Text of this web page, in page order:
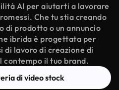
AI per aiutarti a lavorare
Che tu stia creando
di prodotto o un annuncio
ibrida è progettata per
lavoro di creazione di
contempo il tuo brand.
di video stock